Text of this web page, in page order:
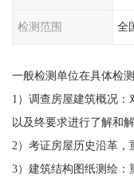
检测范围 全
一般检测单位在具体检
1）调查房屋建筑概况：
以及终要求进行了解和解
2）考证房屋历史沿革，
3）建筑结构图纸测绘：